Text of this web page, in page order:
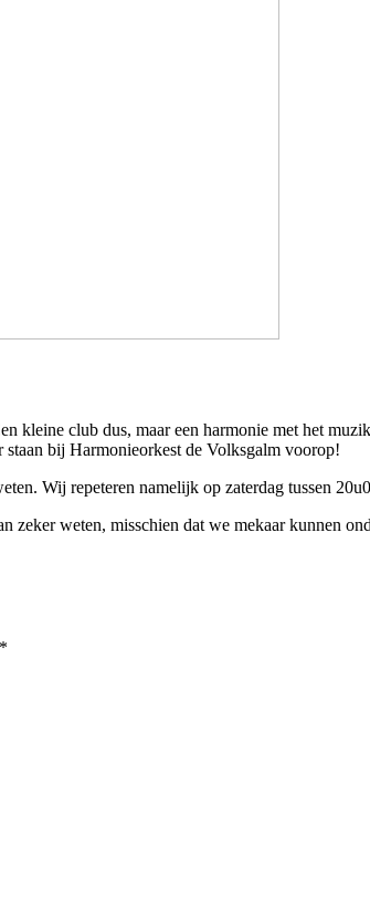
kleine club dus, maar een harmonie met het
bij Harmonieorkest de Volksgalm voorop!
Wij repeteren namelijk op zaterdag tussen
zeker weten, misschien dat we mekaar kunnen
*